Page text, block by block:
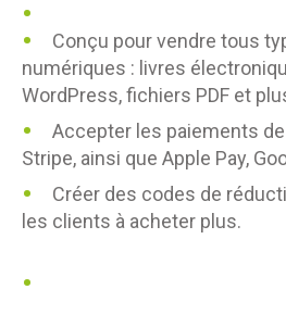
Conçu pour vendre tous
numériques : livres
WordPress, fichiers PDF et
Accepter les paiements
Stripe, ainsi que Apple Pay,
Créer des codes de
les clients à acheter plus.